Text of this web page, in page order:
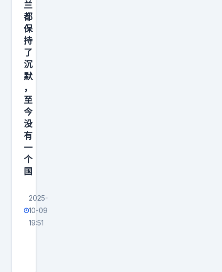
在
雷
达
兰
都
保
持
了
沉
默
，
至
今
没
有
一
个
国
2025-
10-09
19:51